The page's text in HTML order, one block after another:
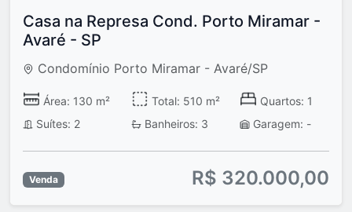
Casa na Represa Cond. Porto Miramar -
Avaré - SP
Condomínio Porto Miramar - Avaré/SP
Área: 130 m² Total: 510 m²
Quartos: 1
Suítes: 2
Banheiros: 3 Garagem: -
Venda R$ 320.000,00